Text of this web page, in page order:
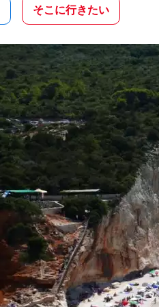
そこに行きたい